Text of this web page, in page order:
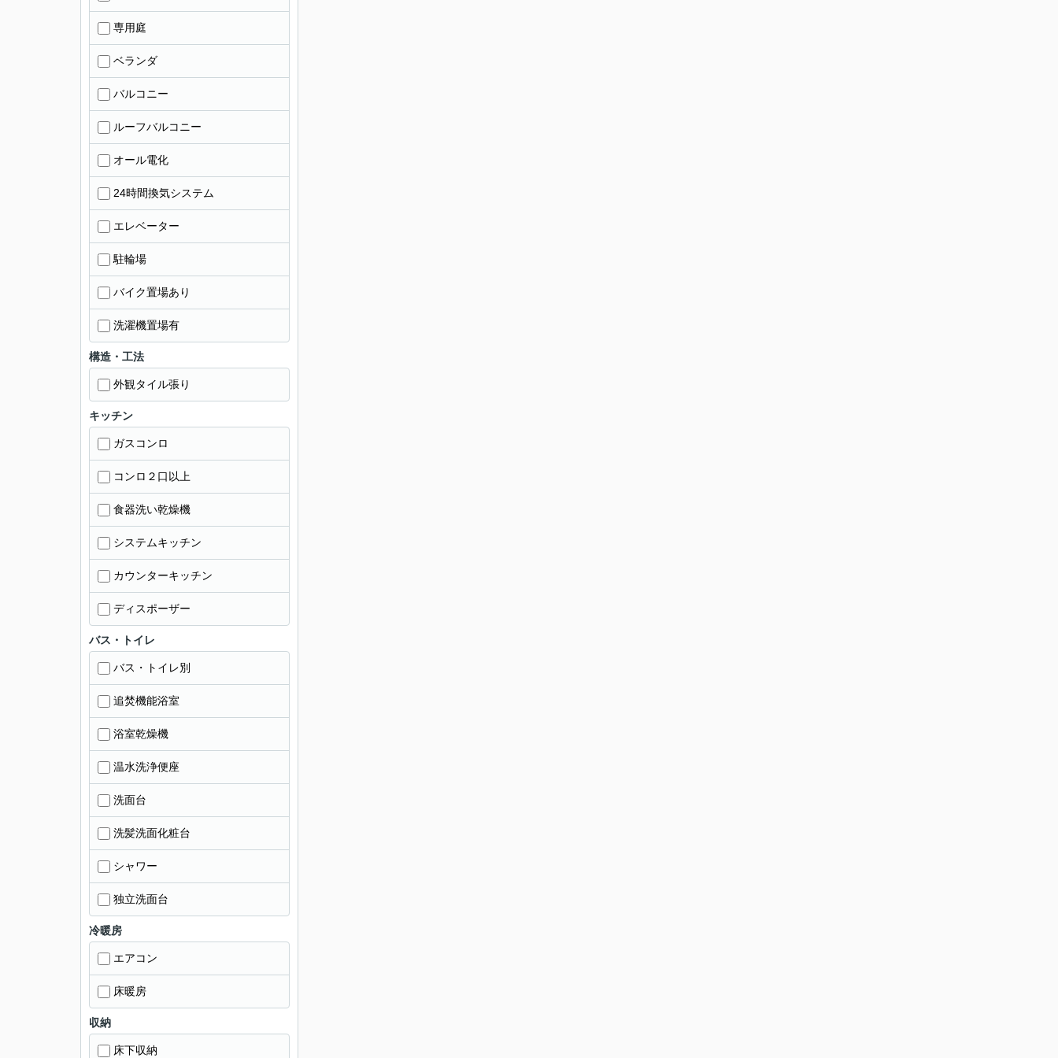
専用庭
ベランダ
バルコニー
ルーフバルコニー
オール電化
24時間換気システム
エレベーター
駐輪場
バイク置場あり
洗濯機置場有
構造・工法
外観タイル張り
キッチン
ガスコンロ
コンロ２口以上
食器洗い乾燥機
システムキッチン
カウンターキッチン
ディスポーザー
バス・トイレ
バス・トイレ別
追焚機能浴室
浴室乾燥機
温水洗浄便座
洗面台
洗髪洗面化粧台
シャワー
独立洗面台
冷暖房
エアコン
床暖房
収納
床下収納